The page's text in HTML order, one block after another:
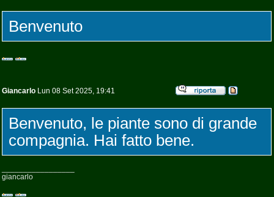
Benvenuto
Giancarlo Lun 08 Set 2025, 19:41
Benvenuto, le piante sono di grande
compagnia. Hai fatto bene.
giancarlo